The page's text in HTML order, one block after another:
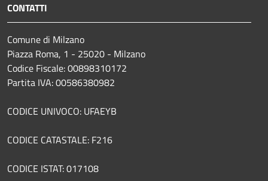
CONTATTI
Comune di Milzano
Piazza Roma, 1 - 25020 - Milzano
Codice Fiscale: 00898310172
Partita IVA: 00586380982
CODICE UNIVOCO: UFAEYB
CODICE CATASTALE: F216
CODICE ISTAT: 017108